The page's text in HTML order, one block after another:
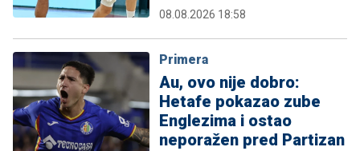
08.08.2026 18:58
Primera
Au, ovo nije dobro:
Hetafe pokazao zube
Englezima i ostao
neporažen pred Partizan